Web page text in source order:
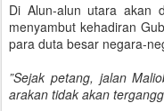
Di Alun-alun utara akan
menyambut kehadiran
para duta besar negara-
”Sejak petang, jalan
arakan tidak akan